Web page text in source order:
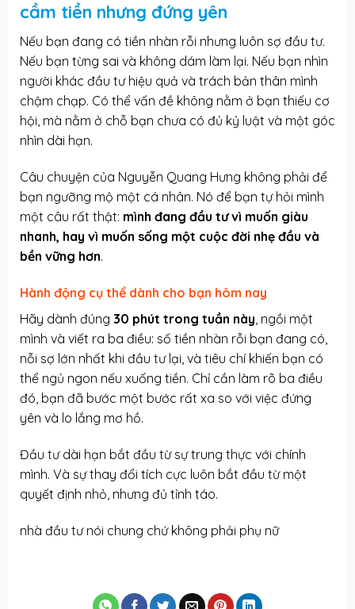
cầm tiền nhưng đứng yên
Nếu bạn đang có tiền nhàn rỗi nhưng luôn sợ đầu tư.
Nếu bạn từng sai và không dám làm lại. Nếu bạn nhìn
người khác đầu tư hiệu quả và trách bản thân mình
chậm chạp. Có thể vấn đề không nằm ở bạn thiếu cơ
hội, mà nằm ở chỗ bạn chưa có đủ kỷ luật và một góc
nhìn dài hạn.
Câu chuyện của Nguyễn Quang Hưng không phải để
bạn ngưỡng mộ một cá nhân. Nó để bạn tự hỏi mình
một câu rất thật: mình đang đầu tư vì muốn giàu
nhanh, hay vì muốn sống một cuộc đời nhẹ đầu và
bền vững hơn.
Hành động cụ thể dành cho bạn hôm nay
Hãy dành đúng 30 phút trong tuần này, ngồi một
mình và viết ra ba điều: số tiền nhàn rỗi bạn đang có,
nỗi sợ lớn nhất khi đầu tư lại, và tiêu chí khiến bạn có
thể ngủ ngon nếu xuống tiền. Chỉ cần làm rõ ba điều
đó, bạn đã bước một bước rất xa so với việc đứng
yên và lo lắng mơ hồ.
Đầu tư dài hạn bắt đầu từ sự trung thực với chính
mình. Và sự thay đổi tích cực luôn bắt đầu từ một
quyết định nhỏ, nhưng đủ tỉnh táo.
nhà đầu tư nói chung chứ không phải phụ nữ